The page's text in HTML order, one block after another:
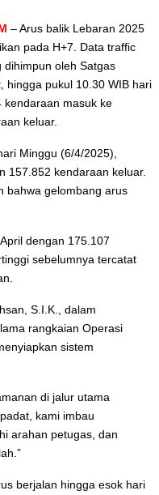
– Arus balik Lebaran 2025
pada H+7. Data traffic
dihimpun oleh Satgas
hingga pukul 10.30 WIB hari
kendaraan masuk ke
keluar.
Minggu (6/4/2025),
157.852 kendaraan keluar.
bahwa gelombang arus
dengan 175.107
sebelumnya tercatat
S.I.K., dalam
rangkaian Operasi
sistem
di jalur utama
kami imbau
arahan petugas, dan
berjalan hingga esok hari